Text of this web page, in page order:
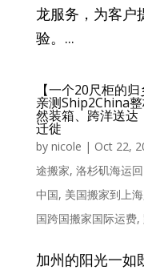
龙服务，为客户
验。...
【一个20尺柜的
亲测Ship2China
然装箱、跨洋送达
迁徙
by nicole | Oct 22,
途搬家, 洛杉矶海运
中国, 美国搬家到上海
国跨国搬家国际运费,
加州的阳光一如